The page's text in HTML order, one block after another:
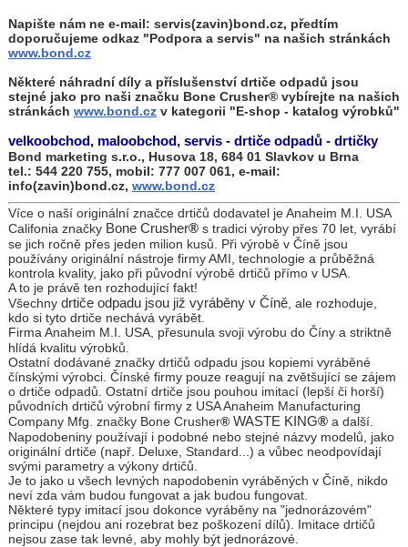
Napište nám ne e-mail: servis(zavin)bond.cz, předtím
doporučujeme odkaz "Podpora a servis" na našich stránkách
www.bond.cz
Některé náhradní díly a příslušenství drtiče odpadů jsou
stejné jako pro naši značku Bone Crusher® vybírejte na našich
stránkách www.bond.czv kategorii "E-shop - katalog výrobků"
velkoobchod, maloobchod, servis - drtiče odpadů - drtičky
Bond marketing s.r.o., Husova 18, 684 01 Slavkov u Brna
tel.: 544 220 755, mobil: 777 007 061, e-mail:
info(zavin)bond.cz, www.bond.cz
Více o naší originální značce drtičů dodavatel je Anaheim M.I. USA
Califonia značky Bone Crusher®s tradici výroby přes 70 let, vyrábí
se jich ročně přes jeden milion kusů. Při výrobě v Číně jsou
používány originální nástroje firmy AMI, technologie a průběžná
kontrola kvality, jako při původní výrobě drtičů přímo v USA.
A to je právě ten rozhodující fakt!
Všechny drtiče odpadu jsou již vyráběny v Číně, ale rozhoduje,
kdo si tyto drtiče nechává vyrábět.
Firma Anaheim M.I. USA, přesunula svoji výrobu do Číny a striktně
hlídá kvalitu výrobků.
Ostatní dodávané značky drtičů odpadu jsou kopiemi vyráběné
čínskými výrobci. Čínské firmy pouze reagují na zvětšující se zájem
o drtiče odpadů. Ostatní drtiče jsou pouhou imitací (lepší či horší)
původních drtičů výrobní firmy z USA Anaheim Manufacturing
Company Mfg. značky Bone Crusher® WASTE KING®a další.
Napodobeniny používají i podobné nebo stejné názvy modelů, jako
originální drtiče (např. Deluxe, Standard...) a vůbec neodpovídají
svými parametry a výkony drtičů.
Je to jako u všech levných napodobenin vyráběných v Číně, nikdo
neví zda vám budou fungovat a jak budou fungovat.
Některé typy imitací jsou dokonce vyráběny na "jednorázovém"
principu (nejdou ani rozebrat bez poškození dílů). Imitace drtičů
nejsou zase tak levné, aby mohly být jednorázové.